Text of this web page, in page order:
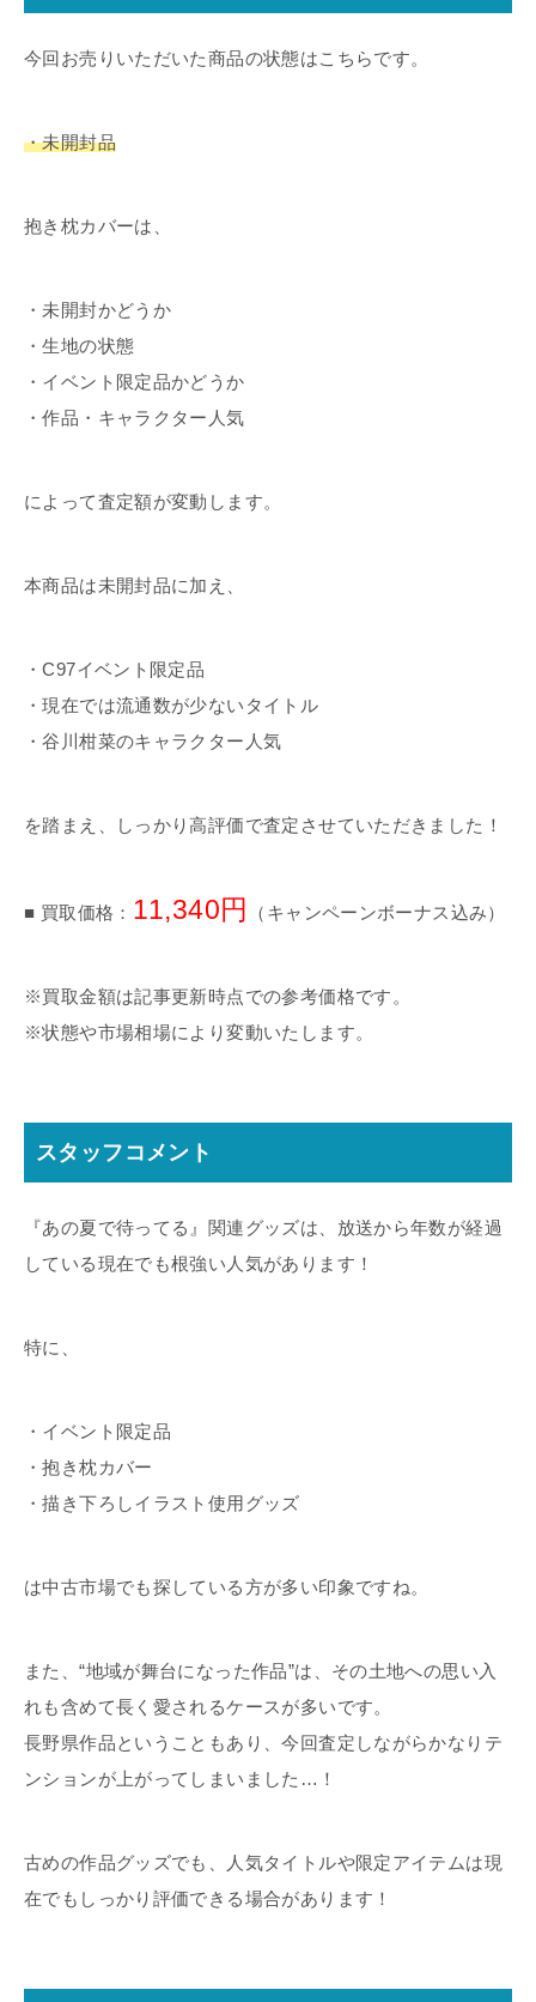
今回お売りいただいた商品の状態はこちらです。
・未開封品
抱き枕カバーは、
・未開封かどうか
・生地の状態
・イベント限定品かどうか
・作品・キャラクター人気
によって査定額が変動します。
本商品は未開封品に加え、
・C97イベント限定品
・現在では流通数が少ないタイトル
・谷川柑菜のキャラクター人気
を踏まえ、しっかり高評価で査定させていただきました！
■ 買取価格： 11,340円 （キャンペーンボーナス込み）
※買取金額は記事更新時点での参考価格です。
※状態や市場相場により変動いたします。
スタッフコメント
『あの夏で待ってる』関連グッズは、放送から年数が経過
している現在でも根強い人気があります！
特に、
・イベント限定品
・抱き枕カバー
・描き下ろしイラスト使用グッズ
は中古市場でも探している方が多い印象ですね。
また、“地域が舞台になった作品”は、その土地への思い入
れも含めて長く愛されるケースが多いです。
長野県作品ということもあり、今回査定しながらかなりテ
ンションが上がってしまいました…！
古めの作品グッズでも、人気タイトルや限定アイテムは現
在でもしっかり評価できる場合があります！